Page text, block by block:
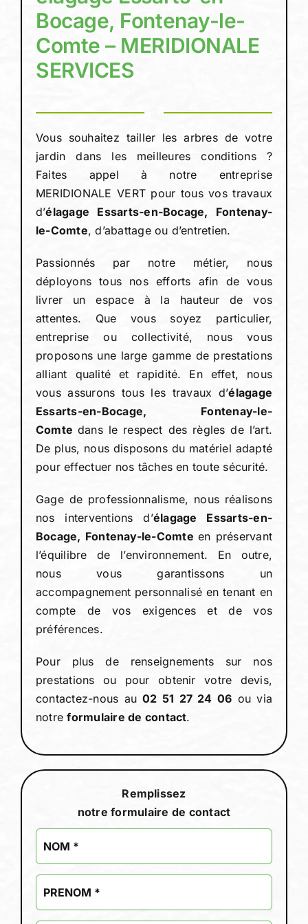
Devis
Bocage, Fontenay-le-
Comte – MERIDIONALE
SERVICES
Vous souhaitez tailler les arbres de votre
jardin dans les meilleures conditions ?
Faites appel à notre entreprise
MERIDIONALE VERT pour tous vos travaux
d’élagage Essarts-en-Bocage, Fontenay-
le-Comte, d’abattage ou d’entretien.
Passionnés par notre métier, nous
déployons tous nos efforts afin de vous
livrer un espace à la hauteur de vos
attentes. Que vous soyez particulier,
entreprise ou collectivité, nous vous
proposons une large gamme de prestations
alliant qualité et rapidité. En effet, nous
vous assurons tous les travaux d’élagage
Essarts-en-Bocage, Fontenay-le-
Comte dans le respect des règles de l’art.
De plus, nous disposons du matériel adapté
pour effectuer nos tâches en toute sécurité.
Gage de professionnalisme, nous réalisons
nos interventions d’élagage Essarts-en-
Bocage, Fontenay-le-Comte en préservant
l’équilibre de l’environnement. En outre,
nous vous garantissons un
accompagnement personnalisé en tenant en
compte de vos exigences et de vos
préférences.
Pour plus de renseignements sur nos
prestations ou pour obtenir votre devis,
contactez-nous au02 51 27 24 06 ou via
notreformulaire de contact.
Remplissez
notre formulaire de contact